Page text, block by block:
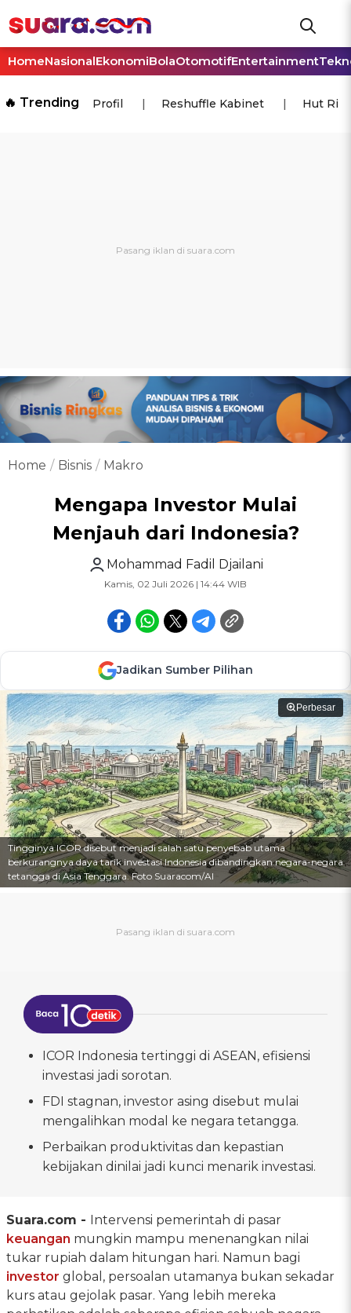
HomeNasionalEkonomiBolaOtomotifEntertainment
🔥 Trending Profil Reshuffle Kabinet Hut Ri
Home Bisnis Makro
Mengapa Investor Mulai
Menjauh dari Indonesia?
Mohammad Fadil Djailani
Kamis, 02 Juli 2026 | 14:44 WIB
Jadikan Sumber Pilihan
Perbesar
Tingginya ICOR disebut menjadi salah satu penyebab utama
berkurangnya daya tarik investasi Indonesia dibandingkan negara-negara
tetangga di Asia Tenggara. Foto Suaracom/AI
ICOR Indonesia tertinggi di ASEAN, efisiensi
investasi jadi sorotan.
FDI stagnan, investor asing disebut mulai
mengalihkan modal ke negara tetangga.
Perbaikan produktivitas dan kepastian
kebijakan dinilai jadi kunci menarik investasi.
Suara.com -
Intervensi pemerintah di pasar
keuangan mungkin mampu menenangkan nilai
tukar rupiah dalam hitungan hari. Namun bagi
investor global, persoalan utamanya bukan sekadar
kurs atau gejolak pasar. Yang lebih mereka